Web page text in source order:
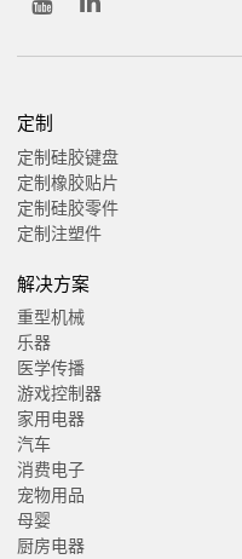
定制
定制硅胶键盘
定制橡胶贴片
定制硅胶零件
定制注塑件
解决方案
重型机械
乐器
医学传播
游戏控制器
家用电器
汽车
消费电子
宠物用品
母婴
厨房电器